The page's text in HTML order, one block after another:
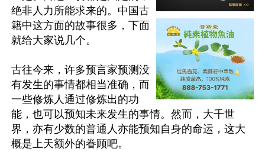
绝非人力所能求来的。中国古
籍中这方面的故事很多，下面
就给大家说几个。
古往今来，许多预言家预测没
有发生的事情都相当准确，而
一些修炼人通过修炼出的功
能，也可以预知未来发生的事情。然而，大千世
界，亦有少数的普通人亦能预知自身的命运，这大
概是上天额外的眷顾吧。